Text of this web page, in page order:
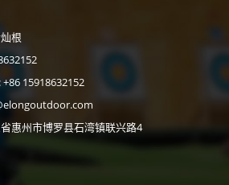
根
15918632152
惠州市博罗县石湾镇联兴路4